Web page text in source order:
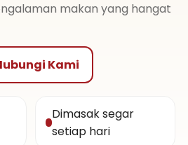
makan yang hangat
Kami
Dimasak segar
setiap hari